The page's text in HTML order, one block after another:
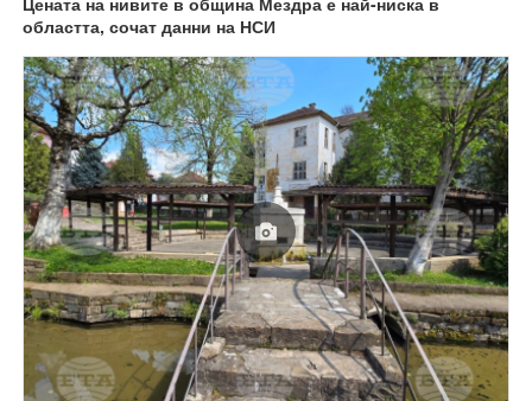
областта, сочат данни на НСИ